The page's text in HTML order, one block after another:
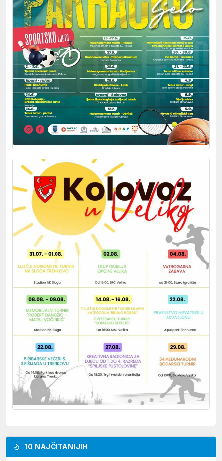
10 NAJČITANIJIH